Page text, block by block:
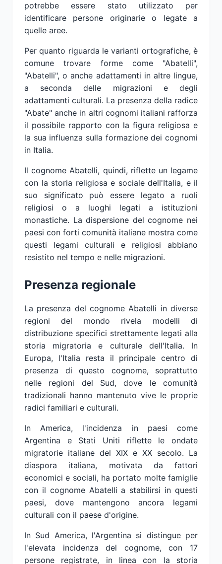
potrebbe essere stato utilizzato per
identificare persone originarie o legate a
quelle aree.
Per quanto riguarda le varianti ortografiche, è
comune trovare forme come "Abatelli",
"Abatelli", o anche adattamenti in altre lingue,
a seconda delle migrazioni e degli
adattamenti culturali. La presenza della radice
"Abate" anche in altri cognomi italiani rafforza
il possibile rapporto con la figura religiosa e
la sua influenza sulla formazione dei cognomi
in Italia.
Il cognome Abatelli, quindi, riflette un legame
con la storia religiosa e sociale dell'Italia, e il
suo significato può essere legato a ruoli
religiosi o a luoghi legati a istituzioni
monastiche. La dispersione del cognome nei
paesi con forti comunità italiane mostra come
questi legami culturali e religiosi abbiano
resistito nel tempo e nelle migrazioni.
Presenza regionale
La presenza del cognome Abatelli in diverse
regioni del mondo rivela modelli di
distribuzione specifici strettamente legati alla
storia migratoria e culturale dell'Italia. In
Europa, l'Italia resta il principale centro di
presenza di questo cognome, soprattutto
nelle regioni del Sud, dove le comunità
tradizionali hanno mantenuto vive le proprie
radici familiari e culturali.
In America, l'incidenza in paesi come
Argentina e Stati Uniti riflette le ondate
migratorie italiane del XIX e XX secolo. La
diaspora italiana, motivata da fattori
economici e sociali, ha portato molte famiglie
con il cognome Abatelli a stabilirsi in questi
paesi, dove mantengono ancora legami
culturali con il paese d'origine.
In Sud America, l'Argentina si distingue per
l'elevata incidenza del cognome, con 17
persone registrate, in linea con la storia